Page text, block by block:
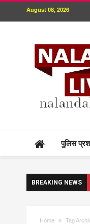
August 08, 2026
पुलिस
BREAKING NEWS
Home Tag